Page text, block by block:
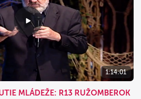
1:14:01
MLÁDEŽE: R13 RUŽOMBEROK